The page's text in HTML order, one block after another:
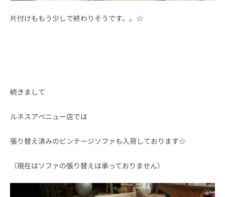
片付けももう少しで終わりそうです。。☆
続きまして
ルネスアベニュー店では
張り替え済みのビンテージソファも入荷しております☆
（現在はソファの張り替えは承っておりません）